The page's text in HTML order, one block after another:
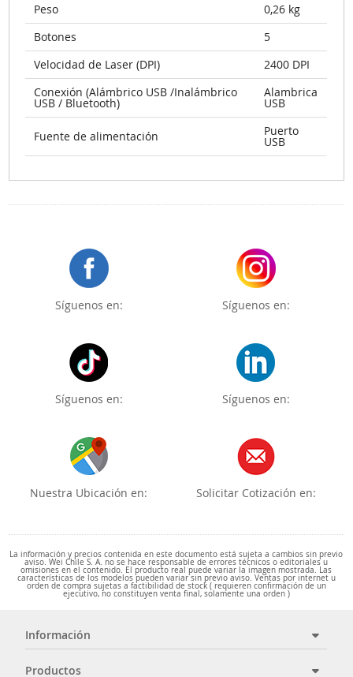
Peso
0,26 kg
Botones
5
Velocidad de Laser (DPI)
2400 DPI
Conexión (Alámbrico USB /Inalámbrico
USB / Bluetooth)
Alambrica
USB
Fuente de alimentación Puerto
USB
Síguenos en: Síguenos en:
Síguenos en: Síguenos en:
Nuestra Ubicación en: Solicitar Cotización en:
La información y precios contenida en este documento está sujeta a cambios sin previo
aviso. Wei Chile S. A. no se hace responsable de errores técnicos o editoriales u
omisiones en el contenido. El producto real puede variar la imagen mostrada. Las
características de los modelos pueden variar sin previo aviso. Ventas por internet u
orden de compra sujetas a factibilidad de stock ( requieren confirmación de un
ejecutivo, no constituyen venta final, solamente una orden )
Información
Productos